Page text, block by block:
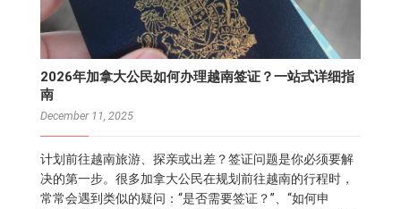
2026年加拿大公民如何办理越南签证？一站式详细指
南
December 11, 2025
计划前往越南旅游、探亲或出差？签证问题是你必须要解
决的第一步。很多加拿大公民在规划前往越南的行程时，
常常会遇到类似的疑问：“是否需要签证？”、“如何申